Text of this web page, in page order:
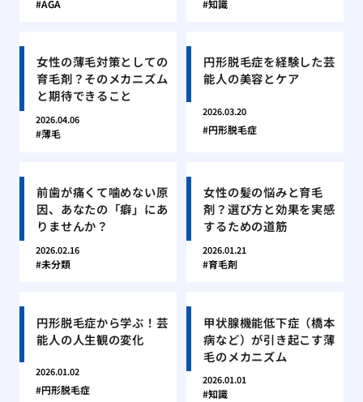
AGA 知識
女性の薄毛対策としての
育毛剤？そのメカニズム
と期待できること
2026.04.06
薄毛
円形脱毛症を経験した芸
能人の美容とケア
2026.03.20
円形脱毛症
前歯が痛くて噛めない原
因、あなたの「癖」にあ
りませんか？
2026.02.16
未分類
女性の髪の悩みと育毛
剤？選び方と効果を実感
するための道筋
2026.01.21
育毛剤
円形脱毛症から学ぶ！芸
能人の人生観の変化
2026.01.02
円形脱毛症
甲状腺機能低下症（橋本
病など）が引き起こす薄
毛のメカニズム
2026.01.01
知識